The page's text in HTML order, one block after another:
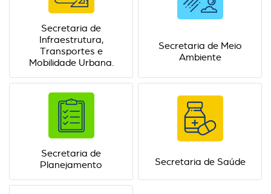
Secretaria de
Infraestrutura,
Transportes e
Mobilidade Urbana.
Secretaria de Meio
Ambiente
Secretaria de
Planejamento
Secretaria de Saúde